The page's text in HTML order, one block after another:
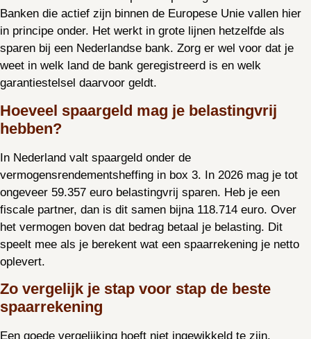
Banken die actief zijn binnen de Europese Unie vallen hier
in principe onder. Het werkt in grote lijnen hetzelfde als
sparen bij een Nederlandse bank. Zorg er wel voor dat je
weet in welk land de bank geregistreerd is en welk
garantiestelsel daarvoor geldt.
Hoeveel spaargeld mag je belastingvrij
hebben?
In Nederland valt spaargeld onder de
vermogensrendementsheffing in box 3. In 2026 mag je tot
ongeveer 59.357 euro belastingvrij sparen. Heb je een
fiscale partner, dan is dit samen bijna 118.714 euro. Over
het vermogen boven dat bedrag betaal je belasting. Dit
speelt mee als je berekent wat een spaarrekening je netto
oplevert.
Zo vergelijk je stap voor stap de beste
spaarrekening
Een goede vergelijking hoeft niet ingewikkeld te zijn.